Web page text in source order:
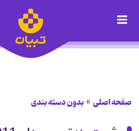
صفحه اصلی بدون دسته بندی